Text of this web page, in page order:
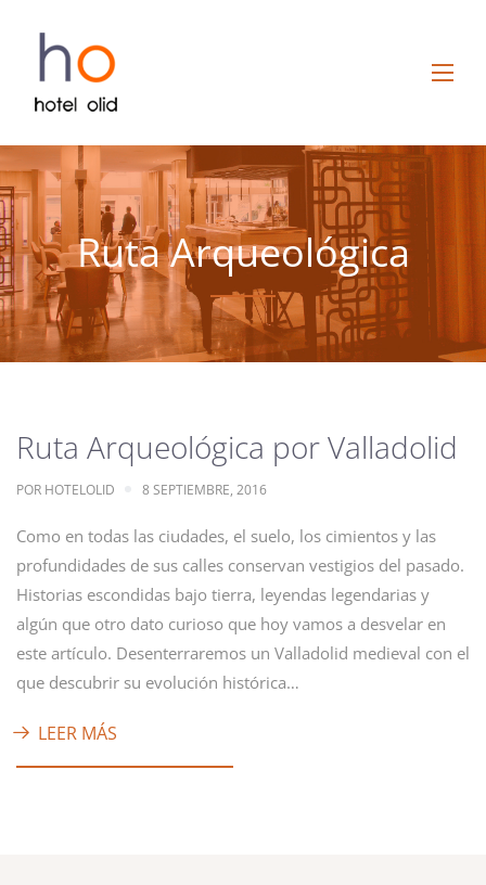
Ruta Arqueológica
Ruta Arqueológica por Valladolid
POR HOTELOLID 8 SEPTIEMBRE, 2016
Como en todas las ciudades, el suelo, los cimientos y las
profundidades de sus calles conservan vestigios del pasado.
Historias escondidas bajo tierra, leyendas legendarias y
algún que otro dato curioso que hoy vamos a desvelar en
este artículo. Desenterraremos un Valladolid medieval con el
que descubrir su evolución histórica…
LEER MÁS